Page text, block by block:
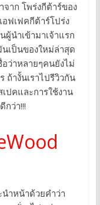
จาก โพร่งกีต้าร์ของ
ฟเฟคกีต้าร์โปร่ง
ผู้นำเข้ามาเจ้าแรก
เป็นของใหม่ล่าสุด
ว่าหลายๆคนยังไม่
ถ้างั้นเราไปรีวิวกัน
ปคและการใช้งาน
ว่า!!!
ำหน้าด้วยคำว่า